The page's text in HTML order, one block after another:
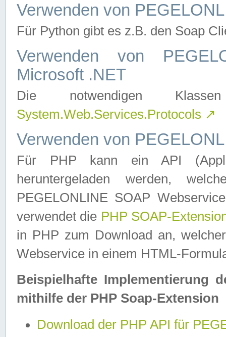
Verwenden von
Für Python gibt es z.B. den Soap
Verwenden von
Microsoft .NET
Die notwendigen
System.Web.Services.Protocols ↗
Verwenden von
Für PHP kann ein API
heruntergeladen werden,
PEGELONLINE SOAP
verwendet die PHP SOAP-
in PHP zum Download an,
Webservice in einem HTML-
Beispielhafte Implementierung
mithilfe der PHP Soap-Extension
Download der PHP API für